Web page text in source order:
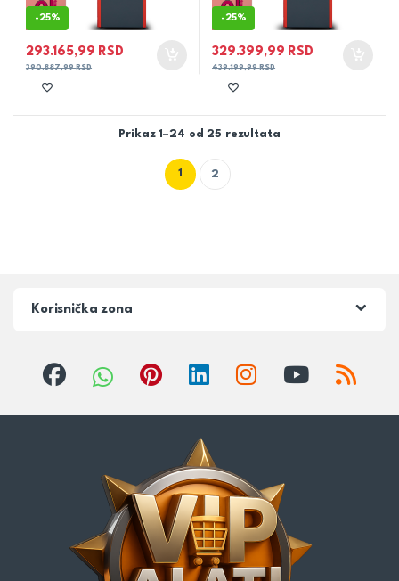
-25%
293.165,99 RSD
390.887,99RSD
-25%
329.399,99 RSD
439.199,99RSD
Prikaz 1–24 od 25 rezultata
1 2
Korisnička zona